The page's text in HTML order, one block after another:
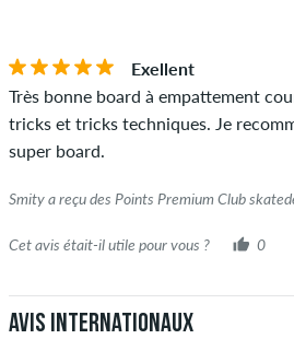
cet article, vous pouvez le voir grâce
du nom avec les mots "achat
l'achat a été vérifié en fonction de
avis sans encoche verte, nous ne
Exellent
Très bonne board à empattement
tricks et tricks techniques. Je
super board.
Smity a reçu des Points Premium Club
Cet avis était-il utile pour vous ? 0
Avis internationaux